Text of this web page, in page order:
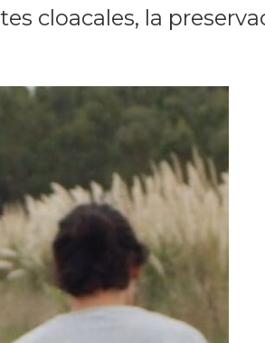
cloacales, la